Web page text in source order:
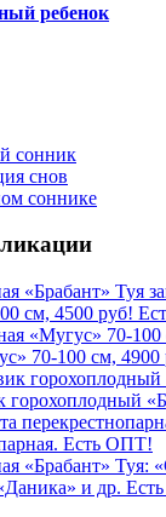
ребенок
сонник
снов
соннике
Туя
см, 4500 руб!
70-100 см,
горохоплодный
Есть ОПТ!
Туя:
и др.